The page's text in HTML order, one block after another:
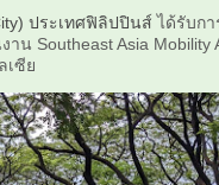
ประเทศฟิลิปปินส์ได้รับกา
น Southeast Asia Mobility
เซีย